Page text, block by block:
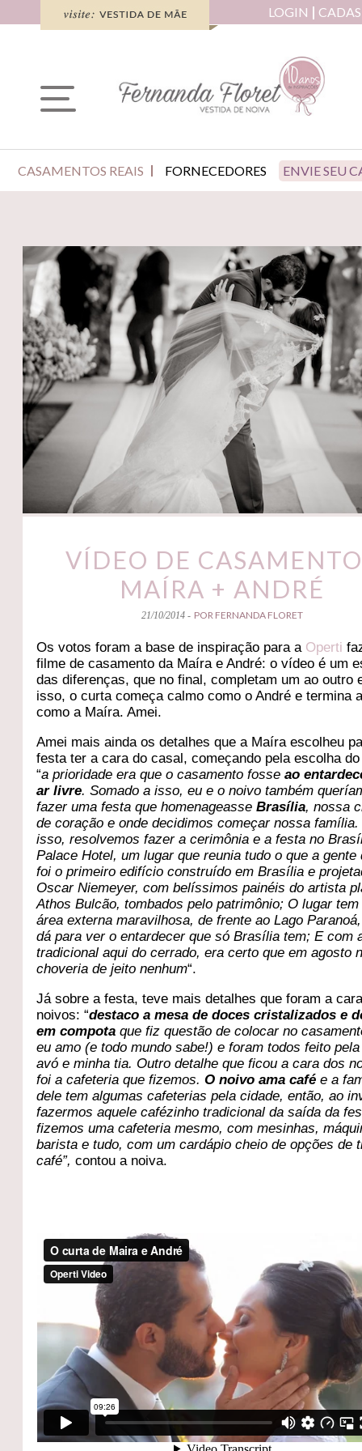
LOGIN
CASAMENTOS REAIS FORNECEDORES ENVIE SEU
VÍDEO DE
MAÍRA + ANDRÉ
21/10/2014 - POR FERNANDA FLORET
Os votos foram a base de inspiração para a Operti
filme de casamento da Maíra e André: o vídeo é um
das diferenças, que no final, completam um ao outro
isso, o curta começa calmo como o André e termina
como a Maíra. Amei.
Amei mais ainda os detalhes que a Maíra escolheu
festa ter a cara do casal, começando pela escolha
“a prioridade era que o casamento fosseao
ar livre. Somado a isso, eu e o noivo também
fazer uma festa que homenageasseBrasília, nossa
de coração e onde decidimos começar nossa
isso, resolvemos fazer a cerimônia e a festa no
Palace Hotel, um lugar que reunia tudo o que a gente
foi o primeiro edifício construído em Brasília e
Oscar Niemeyer, com belíssimos painéis do artista
Athos Bulcão, tombados pelo patrimônio; O lugar tem
área externa maravilhosa, de frente ao Lago
dá para ver o entardecer que só Brasília tem; E com
tradicional aqui do cerrado, era certo que em agosto
choveria de jeito nenhum“.
Já sobre a festa, teve mais detalhes que foram a
noivos: “destaco a mesa de doces cristalizados e
em compota que fiz questão de colocar no
eu amo (e todo mundo sabe!) e foram todos feito
avó e minha tia. Outro detalhe que ficou a cara dos
foi a cafeteria que fizemos.O noivo ama café e a
dele tem algumas cafeterias pela cidade, então, ao
fazermos aquele cafézinho tradicional da saída da
fizemos uma cafeteria mesmo, com mesinhas,
barista e tudo, com um cardápio cheio de opções de
café”,contou a noiva.